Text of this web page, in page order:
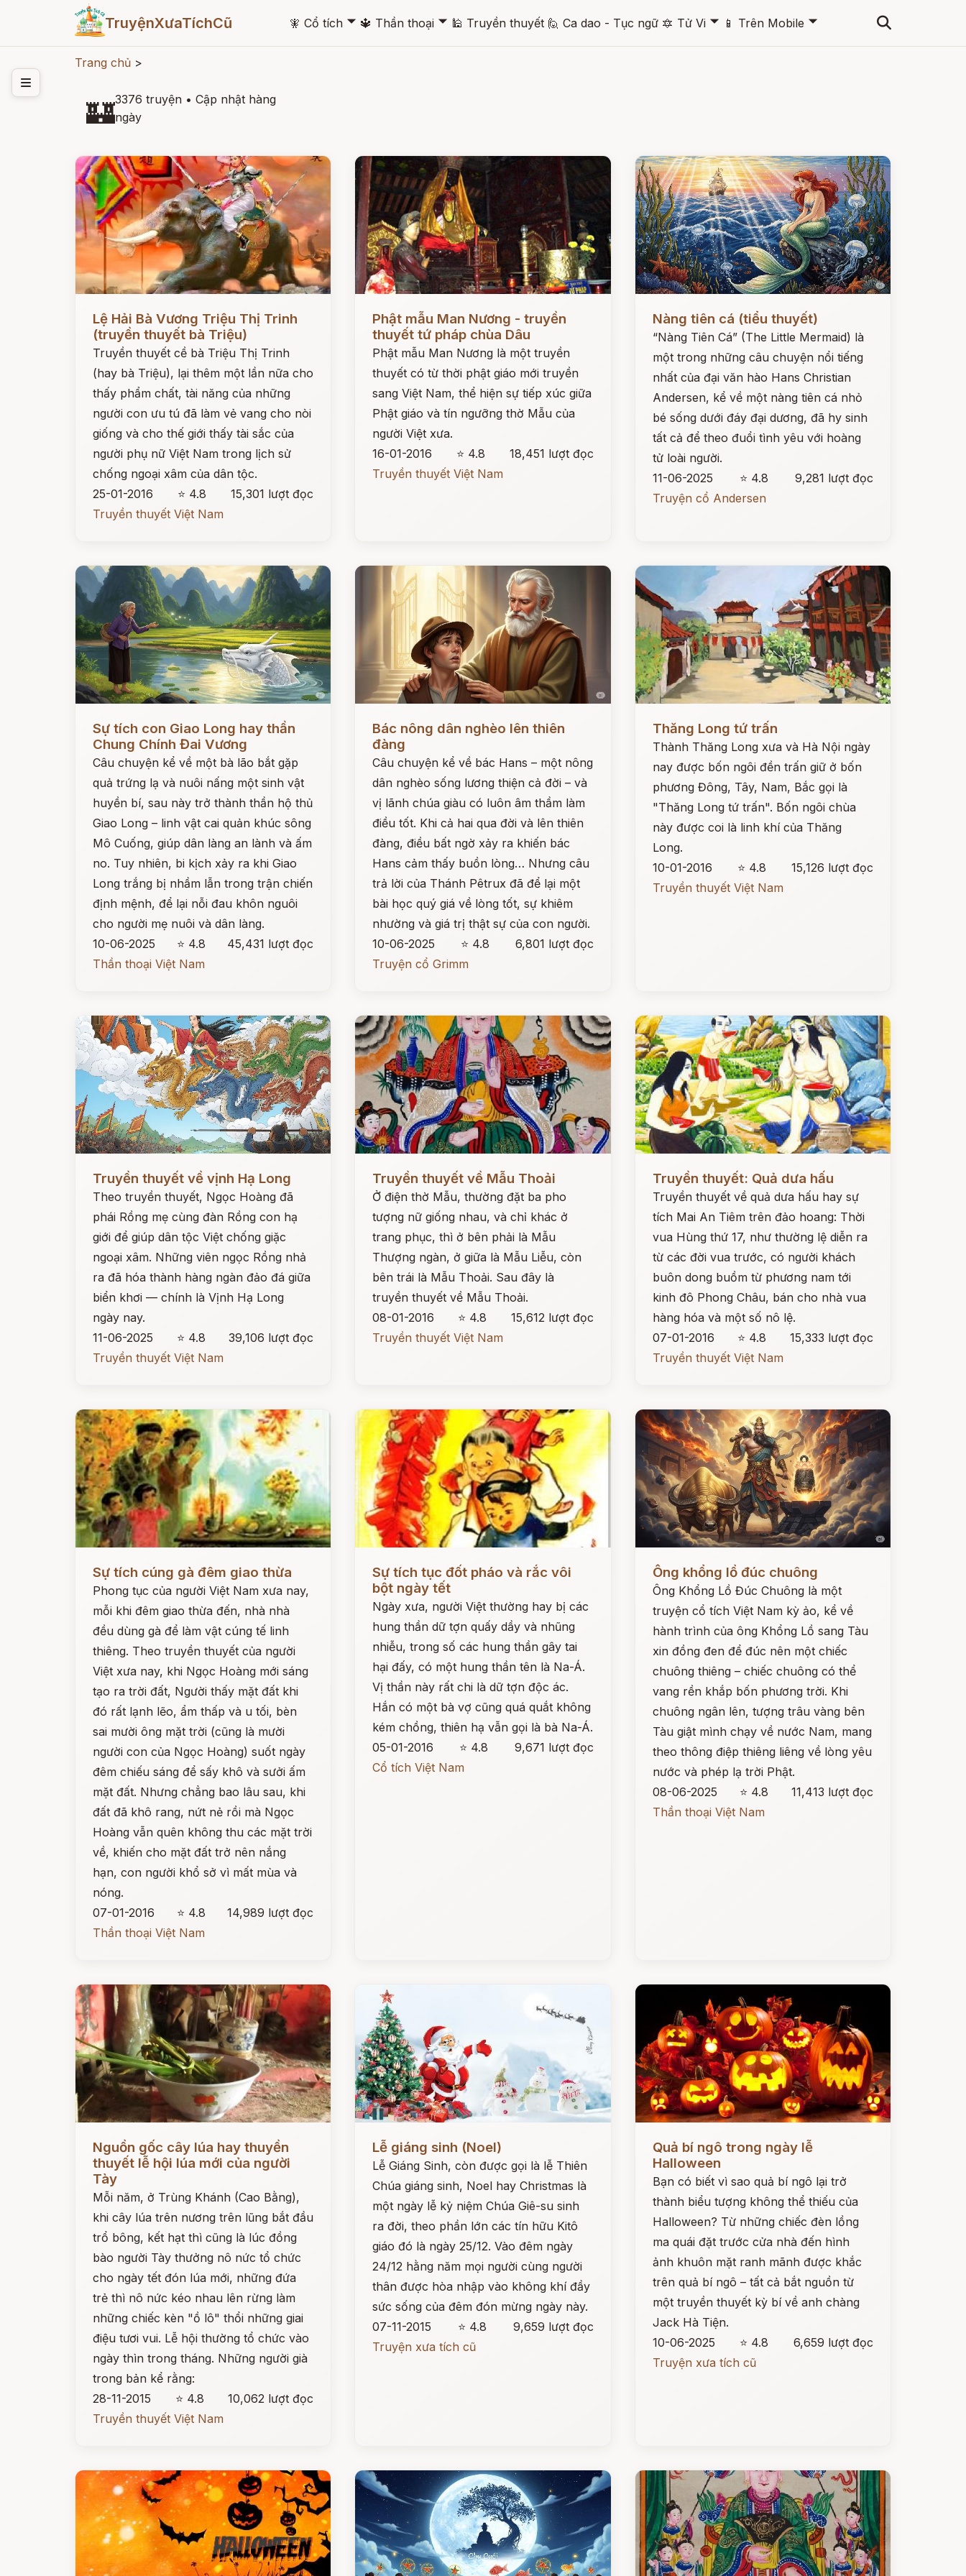
TruyệnXưaTíchCũ 🧚 Cổ tích 🞃 🔱 Thần thoại 🞃 🕌 Truyền thuyết 🙋 Ca dao - Tục ngữ 🔯 Tử Vi 🞃 📱 Trên Mobile 🞃
Trang chủ >
🏰3376 truyện • Cập nhật hàng
ngày
Lệ Hải Bà Vương Triệu Thị Trinh
(truyền thuyết bà Triệu)
Truyền thuyết cề bà Triệu Thị Trinh
(hay bà Triệu), lại thêm một lần nữa cho
thấy phẩm chất, tài năng của những
người con ưu tú đã làm vẻ vang cho nòi
giống và cho thế giới thấy tài sắc của
người phụ nữ Việt Nam trong lịch sử
chống ngoại xâm của dân tộc.
25-01-2016
⭐ 4.8
15,301 lượt đọc
Truyền thuyết Việt Nam
Phật mẫu Man Nương - truyền
thuyết tứ pháp chùa Dâu
Phật mẫu Man Nương là một truyền
thuyết có từ thời phật giáo mới truyền
sang Việt Nam, thể hiện sự tiếp xúc giữa
Phật giáo và tín ngưỡng thờ Mẫu của
người Việt xưa.
16-01-2016
⭐ 4.8
18,451 lượt đọc
Truyền thuyết Việt Nam
Nàng tiên cá (tiểu thuyết)
“Nàng Tiên Cá” (The Little Mermaid) là
một trong những câu chuyện nổi tiếng
nhất của đại văn hào Hans Christian
Andersen, kể về một nàng tiên cá nhỏ
bé sống dưới đáy đại dương, đã hy sinh
tất cả để theo đuổi tình yêu với hoàng
tử loài người.
11-06-2025
⭐ 4.8
9,281 lượt đọc
Truyện cổ Andersen
Sự tích con Giao Long hay thần
Chung Chính Đai Vương
Câu chuyện kể về một bà lão bắt gặp
quả trứng lạ và nuôi nấng một sinh vật
huyền bí, sau này trở thành thần hộ thủ
Giao Long – linh vật cai quản khúc sông
Mô Cuống, giúp dân làng an lành và ấm
no. Tuy nhiên, bi kịch xảy ra khi Giao
Long trắng bị nhầm lẫn trong trận chiến
định mệnh, để lại nỗi đau khôn nguôi
cho người mẹ nuôi và dân làng.
10-06-2025
⭐ 4.8
45,431 lượt đọc
Thần thoại Việt Nam
Bác nông dân nghèo lên thiên
đàng
Câu chuyện kể về bác Hans – một nông
dân nghèo sống lương thiện cả đời – và
vị lãnh chúa giàu có luôn âm thầm làm
điều tốt. Khi cả hai qua đời và lên thiên
đàng, điều bất ngờ xảy ra khiến bác
Hans cảm thấy buồn lòng… Nhưng câu
trả lời của Thánh Pêtrux đã để lại một
bài học quý giá về lòng tốt, sự khiêm
nhường và giá trị thật sự của con người.
10-06-2025
⭐ 4.8
6,801 lượt đọc
Truyện cổ Grimm
Thăng Long tứ trấn
Thành Thăng Long xưa và Hà Nội ngày
nay được bốn ngôi đền trấn giữ ở bốn
phương Đông, Tây, Nam, Bắc gọi là
"Thăng Long tứ trấn". Bốn ngôi chùa
này được coi là linh khí của Thăng
Long.
10-01-2016
⭐ 4.8
15,126 lượt đọc
Truyền thuyết Việt Nam
Đọc ngay
Truyền thuyết về vịnh Hạ Long
Theo truyền thuyết, Ngọc Hoàng đã
phái Rồng mẹ cùng đàn Rồng con hạ
giới để giúp dân tộc Việt chống giặc
ngoại xâm. Những viên ngọc Rồng nhả
ra đã hóa thành hàng ngàn đảo đá giữa
biển khơi — chính là Vịnh Hạ Long
ngày nay.
11-06-2025
⭐ 4.8
39,106 lượt đọc
Truyền thuyết Việt Nam
Đọc ngay
Truyền thuyết về Mẫu Thoải
Ở điện thờ Mẫu, thường đặt ba pho
tượng nữ giống nhau, và chỉ khác ở
trang phục, thì ở bên phải là Mẫu
Thượng ngàn, ở giữa là Mẫu Liễu, còn
bên trái là Mẫu Thoải. Sau đây là
truyền thuyết về Mẫu Thoải.
08-01-2016
⭐ 4.8
15,612 lượt đọc
Truyền thuyết Việt Nam
Đọc ngay
Truyền thuyết: Quả dưa hấu
Truyền thuyết về quả dưa hấu hay sự
tích Mai An Tiêm trên đảo hoang: Thời
vua Hùng thứ 17, như thường lệ diễn ra
từ các đời vua trước, có người khách
buôn dong buồm từ phương nam tới
kinh đô Phong Châu, bán cho nhà vua
hàng hóa và một số nô lệ.
07-01-2016
⭐ 4.8
15,333 lượt đọc
Truyền thuyết Việt Nam
Sự tích cúng gà đêm giao thừa
Phong tục của người Việt Nam xưa nay,
mỗi khi đêm giao thừa đến, nhà nhà
đều dùng gà để làm vật cúng tế linh
thiêng. Theo truyền thuyết của người
Việt xưa nay, khi Ngọc Hoàng mới sáng
tạo ra trời đất, Người thấy mặt đất khi
đó rất lạnh lẽo, ẩm thấp và u tối, bèn
sai mười ông mặt trời (cũng là mười
người con của Ngọc Hoàng) suốt ngày
đêm chiếu sáng để sấy khô và sưởi ấm
mặt đất. Nhưng chẳng bao lâu sau, khi
đất đã khô rang, nứt nẻ rồi mà Ngọc
Hoàng vẫn quên không thu các mặt trời
về, khiến cho mặt đất trở nên nắng
hạn, con người khổ sở vì mất mùa và
nóng.
07-01-2016
⭐ 4.8
14,989 lượt đọc
Thần thoại Việt Nam
Sự tích tục đốt pháo và rắc vôi
bột ngày tết
Ngày xưa, người Việt thường hay bị các
hung thần dữ tợn quấy dầy và nhũng
nhiễu, trong số các hung thần gây tai
hại đấy, có một hung thần tên là Na-Á.
Vị thần này rất chi là dữ tợn độc ác.
Hắn có một bà vợ cũng quá quắt không
kém chồng, thiên hạ vẫn gọi là bà Na-Á.
05-01-2016
⭐ 4.8
9,671 lượt đọc
Cổ tích Việt Nam
Đọc ngay
Ông khổng lồ đúc chuông
Ông Khổng Lồ Đúc Chuông là một
truyện cổ tích Việt Nam kỳ ảo, kể về
hành trình của ông Khổng Lồ sang Tàu
xin đồng đen để đúc nên một chiếc
chuông thiêng – chiếc chuông có thể
vang rền khắp bốn phương trời. Khi
chuông ngân lên, tượng trâu vàng bên
Tàu giật mình chạy về nước Nam, mang
theo thông điệp thiêng liêng về lòng yêu
nước và phép lạ trời Phật.
08-06-2025
⭐ 4.8
11,413 lượt đọc
Thần thoại Việt Nam
Đọc ngay
Nguồn gốc cây lúa hay thuyền
thuyết lễ hội lúa mới của người
Tày
Mỗi năm, ở Trùng Khánh (Cao Bằng),
khi cây lúa trên nương trên lũng bắt đầu
trổ bông, kết hạt thì cũng là lúc đồng
bào người Tày thưởng nô nức tổ chức
cho ngày tết đón lúa mới, những đứa
trẻ thì nô nức kéo nhau lên rừng làm
những chiếc kèn "ồ lô" thổi những giai
điệu tươi vui. Lễ hội thường tổ chức vào
ngày thìn trong tháng. Những người già
trong bản kể rằng:
28-11-2015
⭐ 4.8
10,062 lượt đọc
Truyền thuyết Việt Nam
Đọc ngay
Lễ giáng sinh (Noel)
Lễ Giáng Sinh, còn được gọi là lễ Thiên
Chúa giáng sinh, Noel hay Christmas là
một ngày lễ kỷ niệm Chúa Giê-su sinh
ra đời, theo phần lớn các tín hữu Kitô
giáo đó là ngày 25/12. Vào đêm ngày
24/12 hằng năm mọi người cùng người
thân được hòa nhập vào không khí đầy
sức sống của đêm đón mừng ngày này.
07-11-2015
⭐ 4.8
9,659 lượt đọc
Truyện xưa tích cũ
Quả bí ngô trong ngày lễ
Halloween
Bạn có biết vì sao quả bí ngô lại trở
thành biểu tượng không thể thiếu của
Halloween? Từ những chiếc đèn lồng
ma quái đặt trước cửa nhà đến hình
ảnh khuôn mặt ranh mãnh được khắc
trên quả bí ngô – tất cả bắt nguồn từ
một truyền thuyết kỳ bí về anh chàng
Jack Hà Tiện.
10-06-2025
⭐ 4.8
6,659 lượt đọc
Truyện xưa tích cũ